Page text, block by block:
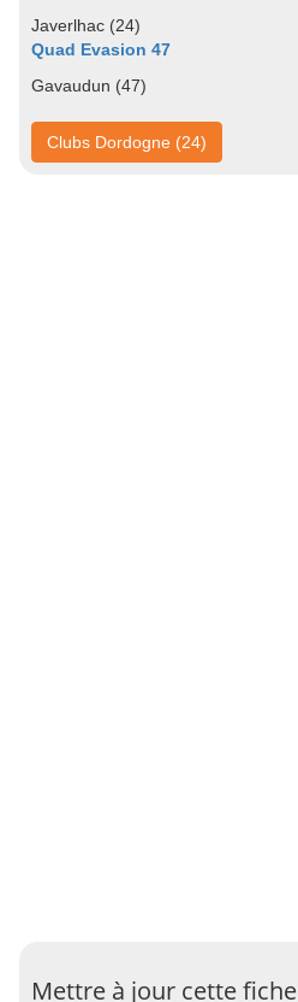
Javerlhac (24)
Quad Evasion 47
Gavaudun (47)
Clubs Dordogne (24)
Mettre à jour cette fiche